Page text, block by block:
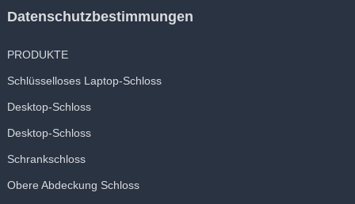
Datenschutzbestimmungen
PRODUKTE
Schlüsselloses Laptop-Schloss
Desktop-Schloss
Desktop-Schloss
Schrankschloss
Obere Abdeckung Schloss